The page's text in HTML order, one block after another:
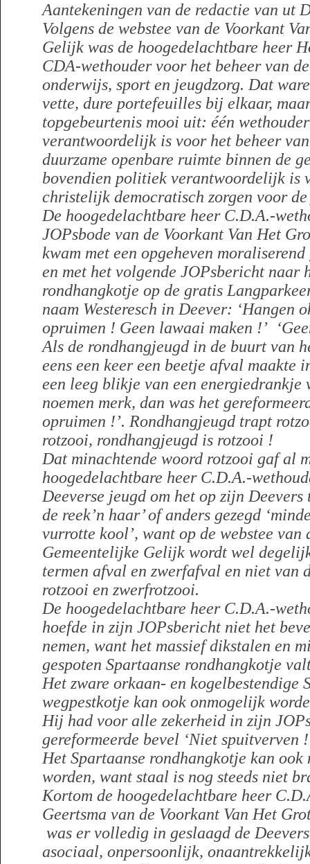
Aantekeningen van de redactie van ut
Volgens de webstee van de Voorkant
Gelijk was de hoogedelachtbare heer
CDA-wethouder voor het beheer van
onderwijs, sport en jeugdzorg. Dat
vette, dure portefeuilles bij elkaar,
topgebeurtenis mooi uit: één
verantwoordelijk is voor het beheer
duurzame openbare ruimte binnen de
bovendien politiek verantwoordelijk is
christelijk democratisch zorgen voor
De hoogedelachtbare heer C.D.A.-
JOPsbode van de Voorkant Van Het
kwam met een opgeheven
en met het volgende JOPsbericht naar
rondhangkotje op de gratis
naam Westeresch in Deever: ‘Hangen
opruimen ! Geen lawaai maken !’
Als de rondhangjeugd in de buurt van
eens een keer een beetje afval maakte
een leeg blikje van een energiedrankje
noemen merk, dan was het
opruimen !’. Rondhangjeugd trapt
rotzooi, rondhangjeugd is rotzooi !
Dat minachtende woord rotzooi gaf al
hoogedelachtbare heer C.D.A.-
Deeverse jeugd om het op zijn
de reek’n haar’ of anders gezegd
vurrotte kool’, want op de webstee van
Gemeentelijke Gelijk wordt wel
termen afval en zwerfafval en niet van
rotzooi en zwerfrotzooi.
De hoogedelachtbare heer C.D.A.-
hoefde in zijn JOPsbericht niet het
nemen, want het massief dikstalen en
gespoten Spartaanse rondhangkotje
Het zware orkaan- en kogelbestendige
wegpestkotje kan ook onmogelijk
Hij had voor alle zekerheid in zijn
gereformeerde bevel ‘Niet spuitverven
Het Spartaanse rondhangkotje kan
worden, want staal is nog steeds niet
Kortom de hoogedelachtbare heer
Geertsma van de Voorkant Van Het
was er volledig in geslaagd de
asociaal, onpersoonlijk,